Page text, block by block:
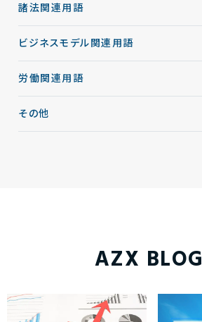
諸法関連用語
ビジネスモデル関連用語
労働関連用語
その他
AZX BLOG